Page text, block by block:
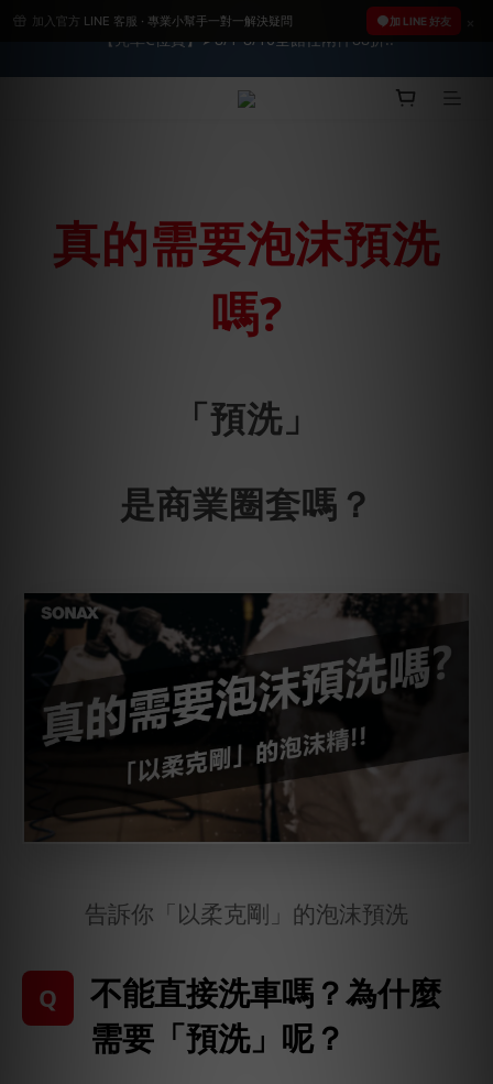
2026車友推薦新車鍍膜１００% 成功的秘訣，全靠這組😎　 ( 查
看鍍膜攻略✔ )
【亮車C位賞】➤8/1-8/10全館任兩件88折!!
真的需要泡沫預洗
嗎?
「預洗」
是商業圈套嗎？
告訴你「以柔克剛」的泡沫預洗
Q
不能直接洗車嗎？為什麼
需要「預洗」呢？
加入官方 LINE 客服 · 專業小幫手一對一解決疑問 加 LINE 好友